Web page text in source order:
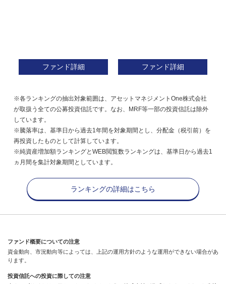
ファンド詳細 ファンド詳細
※各ランキングの抽出対象範囲は、アセットマネジメントOne株式会社
が取扱う全ての公募投資信託です。なお、MRF等一部の投資信託は除外
しています。
※騰落率は、基準日から過去1年間を対象期間とし、分配金（税引前）を
再投資したものとして計算しています。
※純資産増加額ランキングとWEB閲覧数ランキングは、基準日から過去1
ヵ月間を集計対象期間としています。
ランキングの詳細はこちら
ファンド概要についての注意
資金動向、市況動向等によっては、上記の運用方針のような運用ができない場合があ
ります。
投資信託への投資に際しての注意